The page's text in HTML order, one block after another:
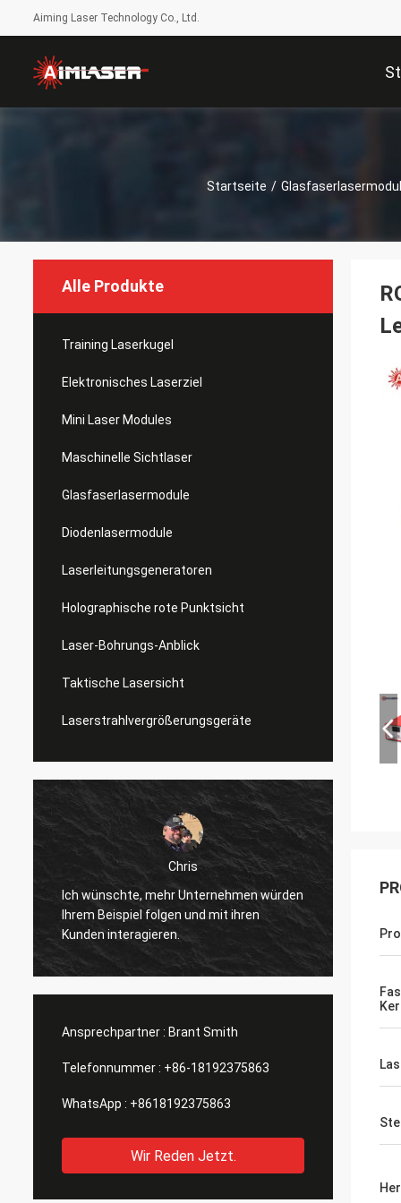
Aiming Laser Technology Co., Ltd.
Startseite /
Alle Produkte
Training Laserkugel
Elektronisches Laserziel
Mini Laser Modules
Maschinelle Sichtlaser
Glasfaserlasermodule
Diodenlasermodule
Laserleitungsgeneratoren
Holographische rote Punktsicht
Laser-Bohrungs-Anblick
Taktische Lasersicht
Laserstrahlvergrößerungsgeräte
Chris
Ich wünschte, mehr Unternehmen würden
Ihrem Beispiel folgen und mit ihren
Kunden interagieren.
Ich
Ansprechpartner : Brant Smith
Telefonnummer : +86-18192375863
WhatsApp : +8618192375863
Wir Reden Jetzt.